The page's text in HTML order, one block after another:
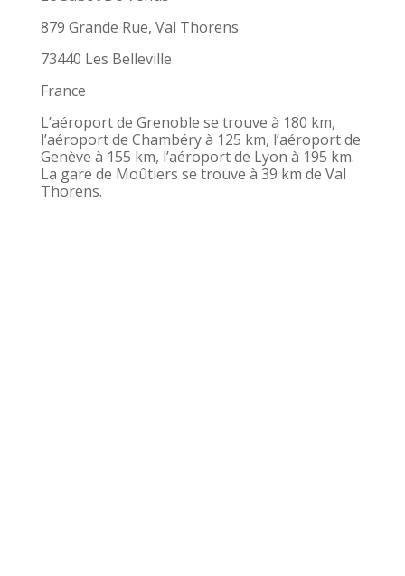
879 Grande Rue, Val Thorens
73440 Les Belleville
France
L’aéroport de Grenoble se trouve à 180 km,
l’aéroport de Chambéry à 125 km, l’aéroport de
Genève à 155 km, l’aéroport de Lyon à 195 km.
La gare de Moûtiers se trouve à 39 km de Val
Thorens.